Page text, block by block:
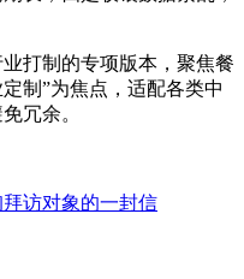
打制的专项版本，聚焦餐
制”为焦点，适配各类中
冗余。
访对象的一封信